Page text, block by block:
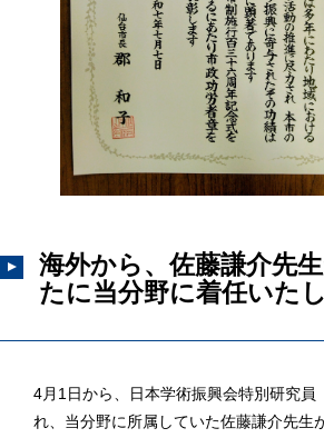
海外から、佐藤謙介先
たに当分野に着任いた
4月1日から、日本学術振興会特別研究員
れ、当分野に所属していた佐藤謙介先生